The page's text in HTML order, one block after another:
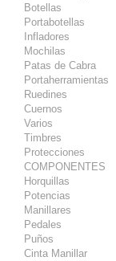
Botellas
Portabotellas
Infladores
Mochilas
Patas de Cabra
Portaherramientas
Ruedines
Cuernos
Varios
Timbres
Protecciones
COMPONENTES
Horquillas
Potencias
Manillares
Pedales
Puños
Cinta Manillar